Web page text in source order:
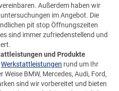
Außerdem haben wir
im Angebot. Die
pit stop Öffnungszeiten
sind immer zufriedenstellend und
und Produkte
Werkstattleistungen rund um Ihr
BMW, Mercedes, Audi, Ford,
sind wir vorbereitet und bieten